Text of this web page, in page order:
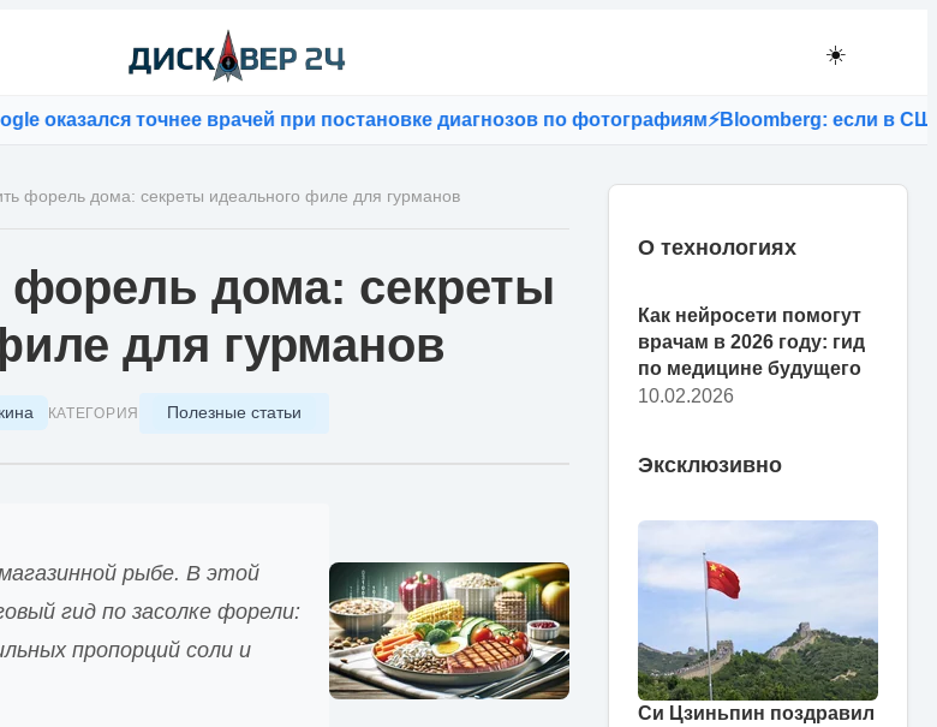
☀️
точнее врачей при постановке диагнозов по фотографиям⚡Bloomberg: если в США запретят
форель дома: секреты идеального филе для гурманов
форель дома: секреты
для гурманов
КАТЕГОРИЯ Полезные статьи
рыбе. В этой
гид по засолке форели:
пропорций соли и
О технологиях
Как нейросети помогут
врачам в 2026 году: гид
по медицине будущего
10.02.2026
Эксклюзивно
Си Цзиньпин поздравил